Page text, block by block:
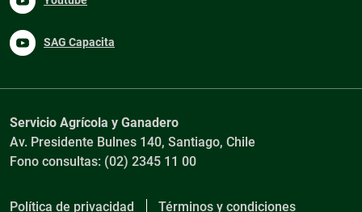
SAG Capacita
Servicio Agrícola y Ganadero
Av. Presidente Bulnes 140, Santiago, Chile
Fono consultas: (02) 2345 11 00
Política de privacidad Términos y condiciones